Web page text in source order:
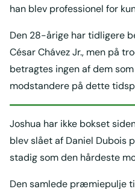
han blev professionel for
Den 28-årige har tidligere
César Chávez Jr., men på
betragtes ingen af dem
modstandere på dette
Joshua har ikke bokset
blev slået af Daniel Dubois
stadig som den hårdeste
Den samlede præmiepulje